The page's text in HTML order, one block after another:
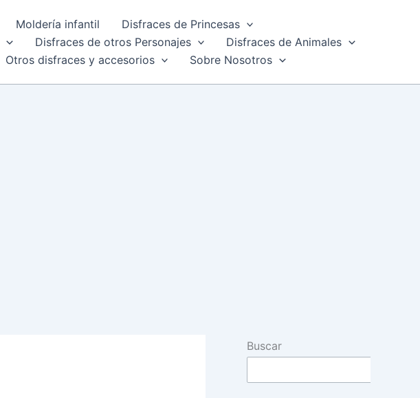
Moldería infantil
Disfraces de Princesas
Disfraces de otros Personajes
Disfraces de Animales
Otros disfraces y accesorios Sobre Nosotros
Buscar